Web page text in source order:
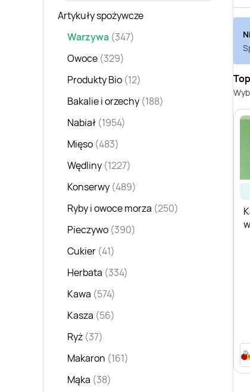
Artykuły spożywcze
Warzywa (347)
Owoce (329)
Produkty Bio (12)
Bakalie i orzechy (188)
Nabiał (1954)
Mięso (483)
Wędliny (1227)
Konserwy (489)
Ryby i owoce morza (250)
Pieczywo (390)
Cukier (41)
Herbata (334)
Kawa (574)
Kasza (56)
Ryż (37)
Makaron (161)
Mąka (38)